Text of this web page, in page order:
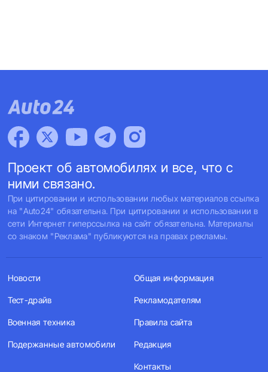
Проект об автомобилях и все, что с
ними связано.
При цитировании и использовании любых материалов ссылка
на "Auto24" обязательна. При цитировании и использовании в
сети Интернет гиперссылка на сайт обязательна. Материалы
со знаком "Реклама" публикуются на правах рекламы.
Новости
Тест-драйв
Военная техника
Подержанные автомобили
Общая информация
Рекламодателям
Правила сайта
Редакция
Контакты